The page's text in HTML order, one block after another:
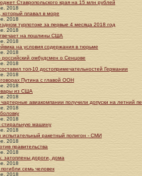
Ставропольского края на 15 млн рублей
2018
который плавал в море
2018
турпотоке за первые 4 месяца 2018 год
2018
на пошлины США
2018
на условия содержания в тюрьме
2018
омбудсмен о Сенцове
2018
топ-10 достопримечательностей Германии
2018
Путина с главой ООН
2018
из США
2018
авиакомпании получили допуски на летний
2018
2018
стиральную машину
2018
ракетный полигон - СМИ
2018
правительства
2018
затоплены дороги, дома
2018
семь человек
2018